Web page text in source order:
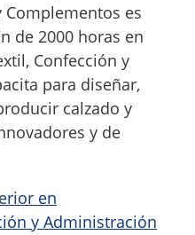
Complementos es
de 2000 horas en
Confección y
para diseñar,
calzado y
y de
en
y Administración